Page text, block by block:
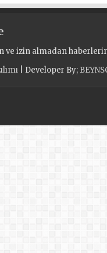
ve izin almadan
| Developer By;